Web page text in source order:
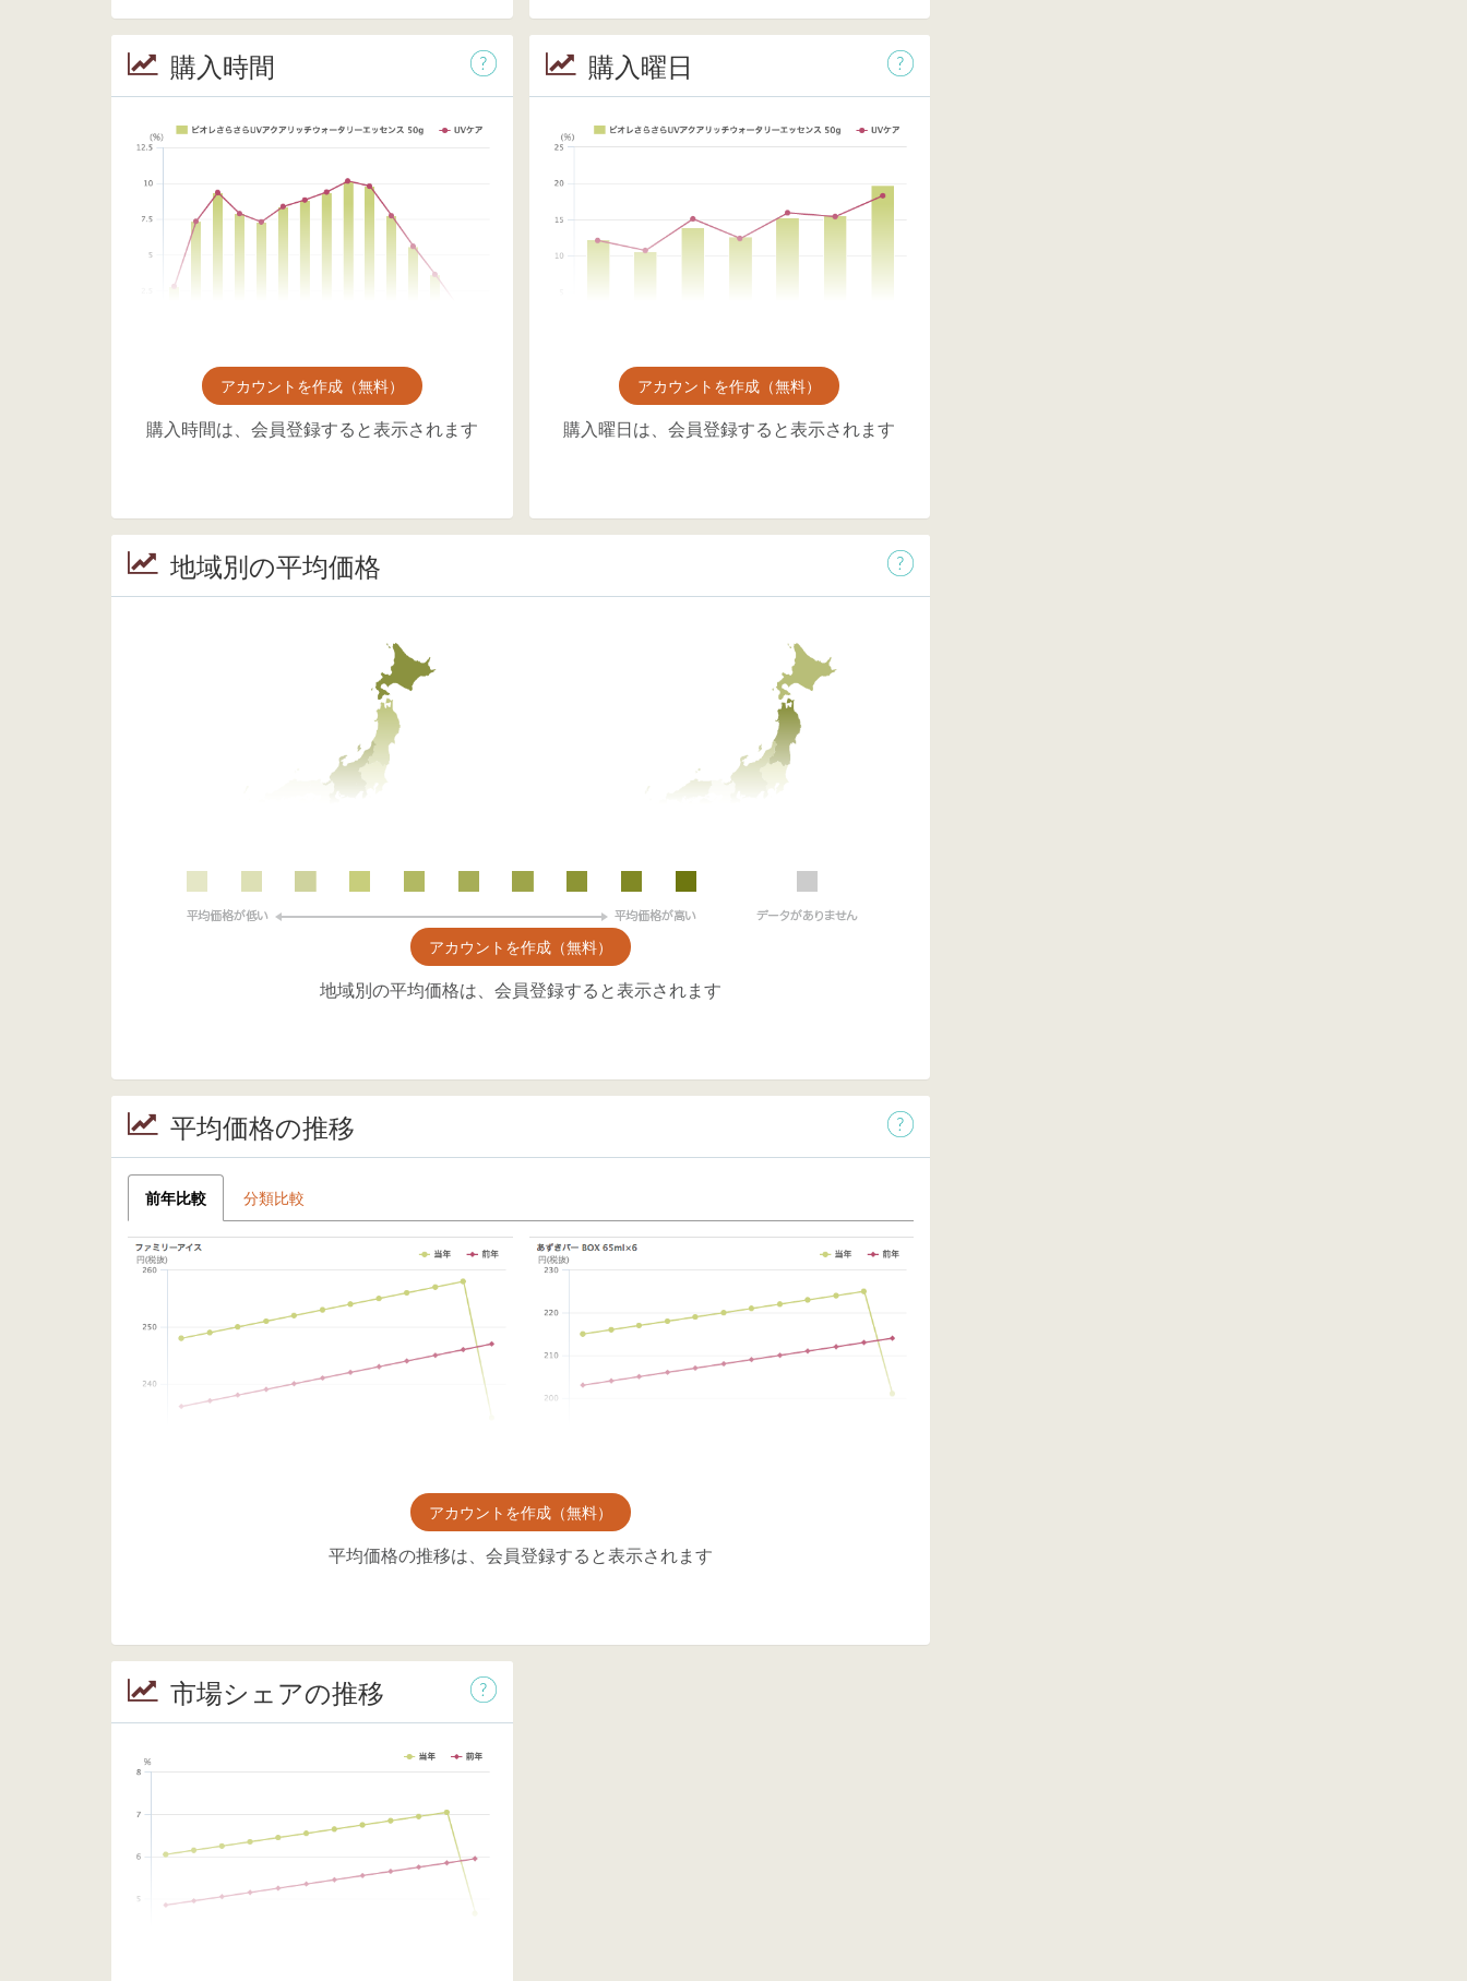
購入時間
アカウントを作成（無料）
購入時間は、会員登録すると表示されます
購入曜日
アカウントを作成（無料）
購入曜日は、会員登録すると表示されます
地域別の平均価格
アカウントを作成（無料）
地域別の平均価格は、会員登録すると表示されます
平均価格の推移
前年比較 分類比較
アカウントを作成（無料）
平均価格の推移は、会員登録すると表示されます
市場シェアの推移